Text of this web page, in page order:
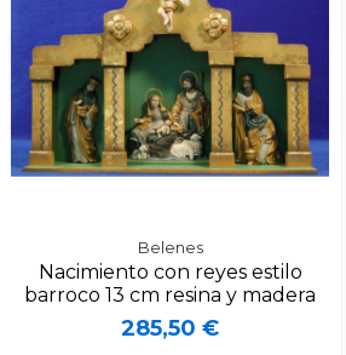
Belenes
Nacimiento con reyes estilo
barroco 13 cm resina y madera
285,50 €